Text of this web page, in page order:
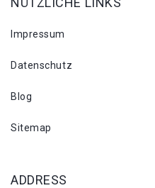
Impressum
Datenschutz
Blog
Sitemap
ADDRESS